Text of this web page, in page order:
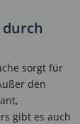
sorgt für
den
gibt es auch